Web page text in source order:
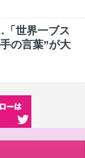
世界一ブス
の言葉”が大